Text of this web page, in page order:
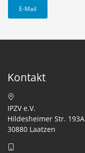
E-Mail
Kontakt
IPZV e.V.
Hildesheimer Str. 193A
30880 Laatzen